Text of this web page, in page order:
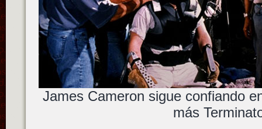
James Cameron sigue confiando
más